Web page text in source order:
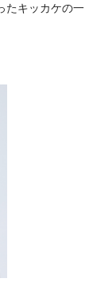
たキッカケの一